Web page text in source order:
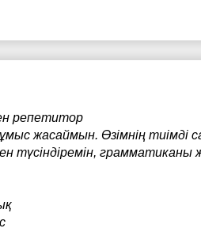
репетитор
жасаймын. Өзімнің тиімді
түсіндіремін, грамматиканы